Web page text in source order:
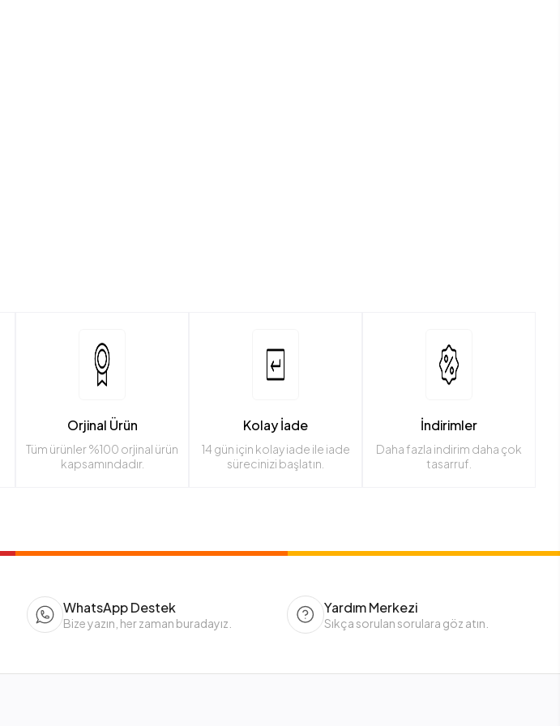
Orjinal Ürün
Tüm ürünler %100 orjinal ürün
kapsamındadır.
Kolay İade
14 gün için kolay iade ile iade
sürecinizi başlatın.
İndirimler
Daha fazla indirim daha çok
tasarruf.
WhatsApp Destek
Bize yazın, her zaman buradayız.
Yardım Merkezi
Sıkça sorulan sorulara göz atın.